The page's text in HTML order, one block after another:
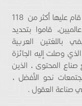
وأضافت غالاغر أن النتائج النهائية للفائزين، قام عليها أكثر من 118
قاموا بتحديد
باللغتين العربية
وصلت إليه الجائزة
المحتوى ، الذين
نحو الأفضل ،
صناعة العقول .